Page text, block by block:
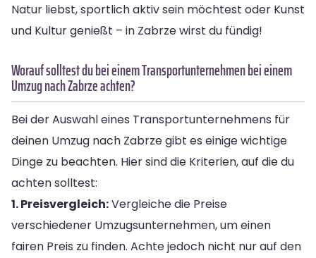
Natur liebst, sportlich aktiv sein möchtest oder Kunst
und Kultur genießt – in Zabrze wirst du fündig!
Worauf solltest du bei einem Transportunternehmen bei einem
Umzug nach Zabrze achten?
Bei der Auswahl eines Transportunternehmens für
deinen Umzug nach Zabrze gibt es einige wichtige
Dinge zu beachten. Hier sind die Kriterien, auf die du
achten solltest:
1. Preisvergleich:Vergleiche die Preise
verschiedener Umzugsunternehmen, um einen
fairen Preis zu finden. Achte jedoch nicht nur auf den